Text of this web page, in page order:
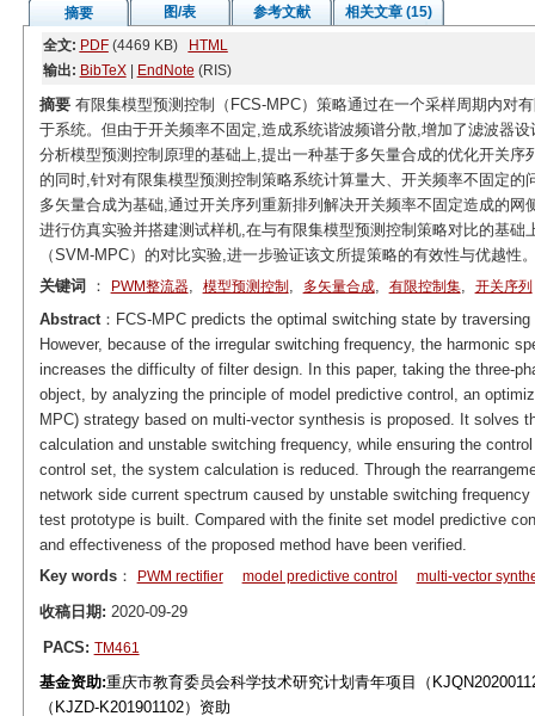
摘要 图/表 参考文献
相关文章 (15)
全文: PDF(4469 KB)
HTML
输出: BibTeX| EndNote (RIS)
摘要有限集模型预测控制（FCS-MPC）策略通过在一个采样周期内对
于系统。但由于开关频率不固定,造成系统谐波频谱分散,增加了滤波器
分析模型预测控制原理的基础上,提出一种基于多矢量合成的优化开关
的同时,针对有限集模型预测控制策略系统计算量大、开关频率不固定
多矢量合成为基础,通过开关序列重新排列解决开关频率不固定造成的
进行仿真实验并搭建测试样机,在与有限集模型预测控制策略对比的基
（SVM-MPC）的对比实验,进一步验证该文所提策略的有效性与优越性
关键词
： PWM整流器, 模型预测控制 , 多矢量合成, 有限控制集, 开关序列
Abstract：FCS-MPC predicts the optimal switching state by
However, because of the irregular switching frequency, the harmonic
increases the difficulty of filter design. In this paper, taking the three-
object, by analyzing the principle of model predictive control, an
MPC) strategy based on multi-vector synthesis is proposed. It solves
calculation and unstable switching frequency, while ensuring the
control set, the system calculation is reduced. Through the
network side current spectrum caused by unstable switching
test prototype is built. Compared with the finite set model predictive
and effectiveness of the proposed method have been verified.
Key words： PWM rectifier model predictive control multi-vector
收稿日期: 2020-09-29
PACS: TM461
基金资助:重庆市教育委员会科学技术研究计划青年项目（
（KJZD-K201901102）资助